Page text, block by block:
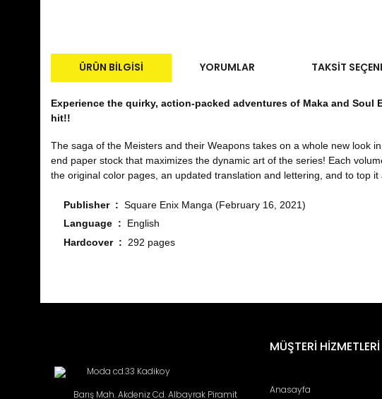
ÜRÜN BILGISI YORUMLAR TAKSIT
Experience the quirky, action-packed adventures of Maka and
hit!!
The saga of the Meisters and their Weapons takes on a whole new look
end paper stock that maximizes the dynamic art of the series! Each
the original color pages, an updated translation and lettering, and to top
Publisher ‏ : ‎ Square Enix Manga (February 16, 2021)
Language ‏ : ‎ English
Hardcover ‏ : ‎ 292 pages
Görüş ve önerileriniz için teşekkür ederiz.
Ürün resmi kalitesiz, bozuk veya görüntülenemiyor.
Ürün bilgilerinde hatalar bulunuyor.
Moda cd.33 Kadikoy
Barış Mah. Akdeniz Cd. Albayrak Piramit
MÜŞTERİ HİZMETLERİ
Anasayfa